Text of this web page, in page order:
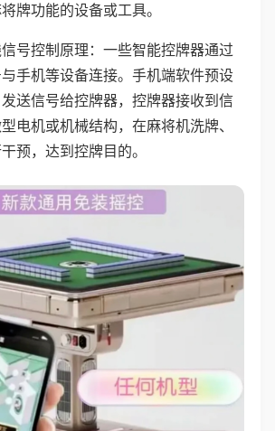
牌功能的设备或工具。
号控制原理：一些智能控牌器通过
手机等设备连接。手机端软件预设
送信号给控牌器，控牌器接收到信
电机或机械结构，在麻将机洗牌、
预，达到控牌目的。